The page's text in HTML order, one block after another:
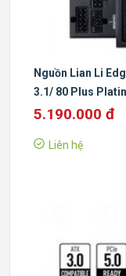
Nguồn Lian Li
3.1/ 80 Plus
5.190.000 đ
Liên hệ